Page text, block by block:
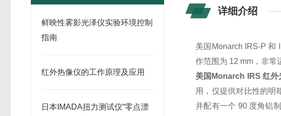
鲜映性雾影光泽仪实验环境控制
指南
红外热像仪的工作原理及应用
日本IMADA扭力测试仪“零点漂
详细介绍
美国Monarch IRS-P 和
作范围为 12 mm，非常
美国 Monarch IRS 红
用，仅提供对比性的明
并配有一个 90 度角铝